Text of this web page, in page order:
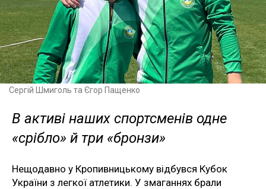
Сергій Шмиголь та Єгор Пащенко
В активі наших спортсменів одне
«срібло» й три «бронзи»
Нещодавно у Кропивницькому відбувся Кубок
України з легкої атлетики. У змаганнях брали